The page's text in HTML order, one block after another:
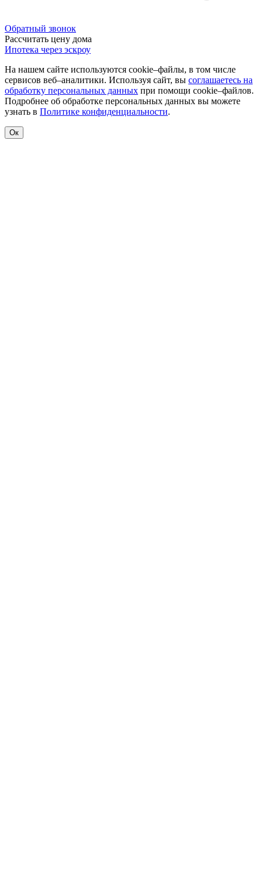
Обратный звонок
Рассчитать цену дома
Ипотека через эскроу
На нашем сайте используются cookie–файлы, в том числе
сервисов веб–аналитики. Используя сайт, вы соглашаетесь на
обработку персональных данных при помощи cookie–файлов.
Подробнее об обработке персональных данных вы можете
узнать в Политике конфиденциальности.
Ок